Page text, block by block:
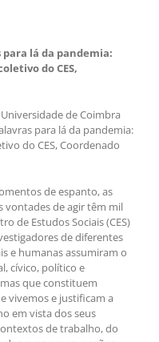
lá da pandemia:
do CES,
de Coimbra
para lá da pandemia:
do CES, Coordenado
de espanto, as
vontades de agir têm mil
de Estudos Sociais (CES)
de diferentes
e humanas assumiram o
cívico, político e
que constituem
vivemos e justificam a
em vista dos seus
de trabalho, do